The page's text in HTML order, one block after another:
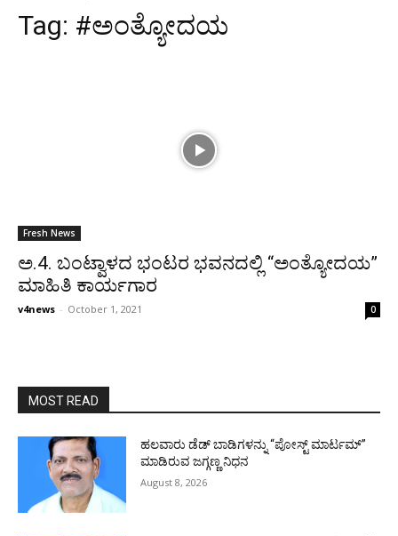
Tag: #ಅಂತ್ಯೋದಯ
Fresh News
ಅ.4. ಬಂಟ್ವಾಳದ ಭಂಟರ ಭವನದಲ್ಲಿ “ಅಂತ್ಯೋದಯ”
ಮಾಹಿತಿ ಕಾರ್ಯಗಾರ
v4news - October 1, 2021 0
MOST READ
ಹಲವಾರು ಡೆಡ್ ಬಾಡಿಗಳನ್ನು “ಪೋಸ್ಟ್ ಮಾರ್ಟಮ್”
ಮಾಡಿರುವ ಜಗ್ಗಣ್ಣ ನಿಧನ
August 8, 2026